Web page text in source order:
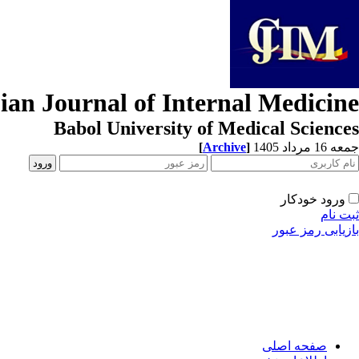
Journal of Internal Medicine
Babol University of Medical Sciences
جمعه 16 مرداد 1405 [Archive]
ورود خودکار
ثبت نام
بازیابی رمز عبور
صفحه اصلی